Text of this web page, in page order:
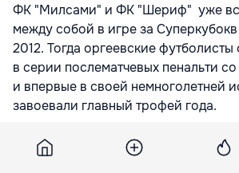
ФК "Милсами" и ФК "Шериф" уже
между собой в игре за Суперкубокв
2012. Тогда оргеевские
в серии послематчевых пенальти
и впервые в своей немноголетней
завоевали главный трофей года.
В прошедшем сезоне состоялись
между этими соперниками.